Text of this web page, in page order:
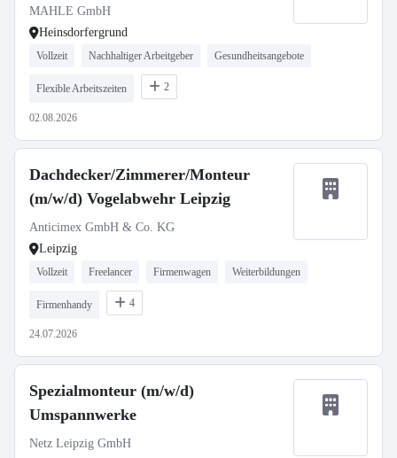
MAHLE GmbH
Heinsdorfergrund
Vollzeit Nachhaltiger Arbeitgeber Gesundheitsangebote
Flexible Arbeitszeiten 2
02.08.2026
Dachdecker/Zimmerer/Monteur
(m/w/d) Vogelabwehr Leipzig
Anticimex GmbH & Co. KG
Leipzig
Vollzeit Freelancer Firmenwagen Weiterbildungen
Firmenhandy 4
24.07.2026
Spezialmonteur (m/w/d)
Umspannwerke
Netz Leipzig GmbH